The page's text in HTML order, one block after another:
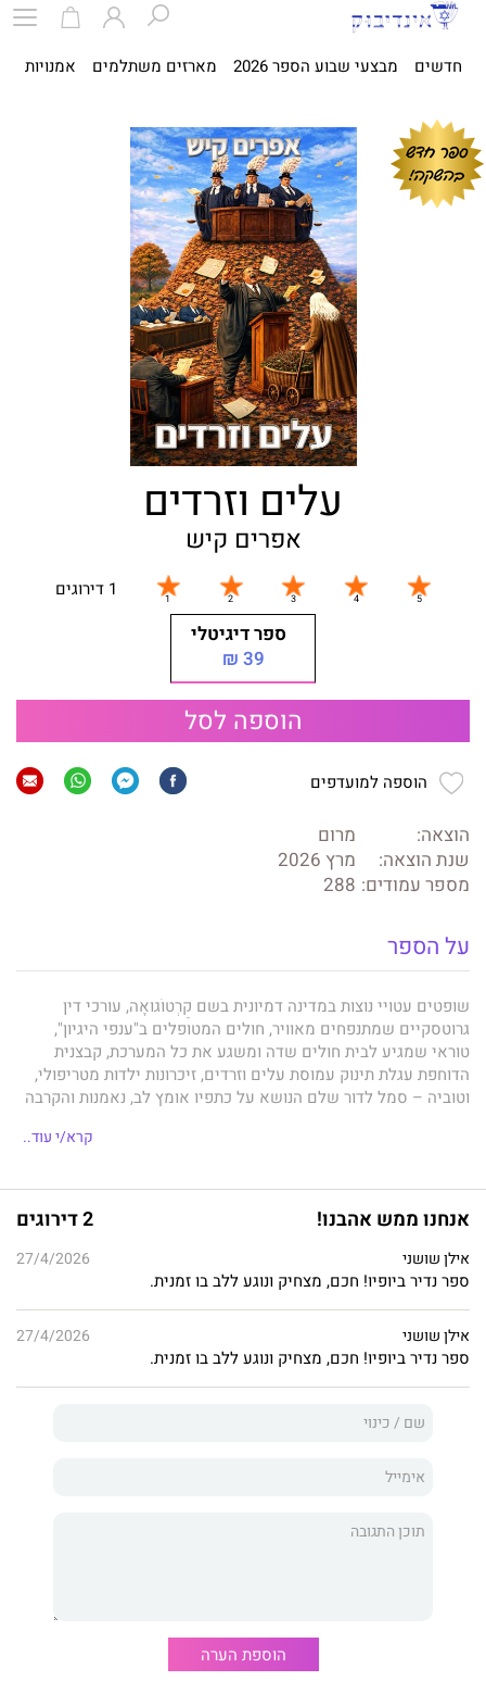
חדשים מבצעי שבוע הספר 2026 מארזים משתלמים אמנויות
עלים וזרדים
אפרים קיש
1 דירוגים
ספר דיגיטלי
39 ₪
הוספה לסל
הוספה למועדפים
הוצאה:
מרום
שנת הוצאה:
מרץ 2026
מספר עמודים: 288
על הספר
שופטים עטויי נוצות במדינה דמיונית בשם קַרְטוֹגוּאָה, עורכי דין
גרוטסקיים שמתנפחים מאוויר, חולים המטופלים ב"ענפי היגיון",
טוראי שמגיע לבית חולים שדה ומשגע את כל המערכת, קבצנית
הדוחפת עגלת תינוק עמוסת עלים וזרדים, זיכרונות ילדות מטריפולי,
וטוביה – סמל לדור שלם הנושא על כתפיו אומץ לב, נאמנות והקרבה
מופלאה של הומור שנון, דמיון פרוע וחמלה אנושית עמוקה.
קרטוגואה אינה רק מדינה דמיונית; היא גם מראה לחיים עצמם,
לעיתים משעשעת ולעיתים מכאיבה. לצידה נפרש עולם של פעם:
רחובות טריפולי ההומים, ראשית העלייה לארץ ישראל, ואנשים
פשוטים שניסו למצוא רגע של חסד בתוך מציאות משתנה.
זהו מסע בין סאטירה אלגורית חריפה למציאות ישראלית מוכרת –
פסיפס של סיפורים מצחיקים ונוגעים ללב, שדרכם נחשף אט־אט מה
באמת חשוב בחיים.
🌿כולל מילון לטריפוליטנית מדוברת
נדירה להפוך התרחשויות יום־יומיות לסיפורים מלאי חיים וקסם.
קרא/י עוד..
אנחנו ממש אהבנו! 2 דירוגים
אילן שושני 27/4/2026
ספר נדיר ביופיו! חכם, מצחיק ונוגע ללב בו זמנית.
אילן שושני 27/4/2026
ספר נדיר ביופיו! חכם, מצחיק ונוגע ללב בו זמנית.
הוספת הערה